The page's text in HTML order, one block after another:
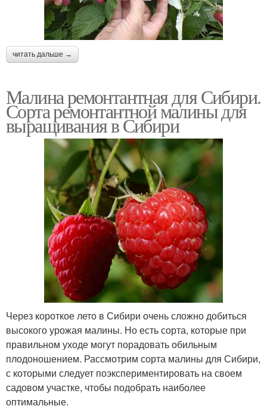
читать дальше →
Малина ремонтантная для Сибири.
Сорта ремонтантной малины для
выращивания в Сибири
Через короткое лето в Сибири очень сложно добиться
высокого урожая малины. Но есть сорта, которые при
правильном уходе могут порадовать обильным
плодоношением. Рассмотрим сорта малины для Сибири,
с которыми следует поэкспериментировать на своем
садовом участке, чтобы подобрать наиболее
оптимальные.